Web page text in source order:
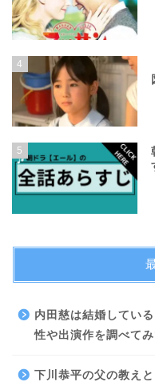
4
5
内田慈は結婚してい
性や出演作を調べてみ
下川恭平の父の教え